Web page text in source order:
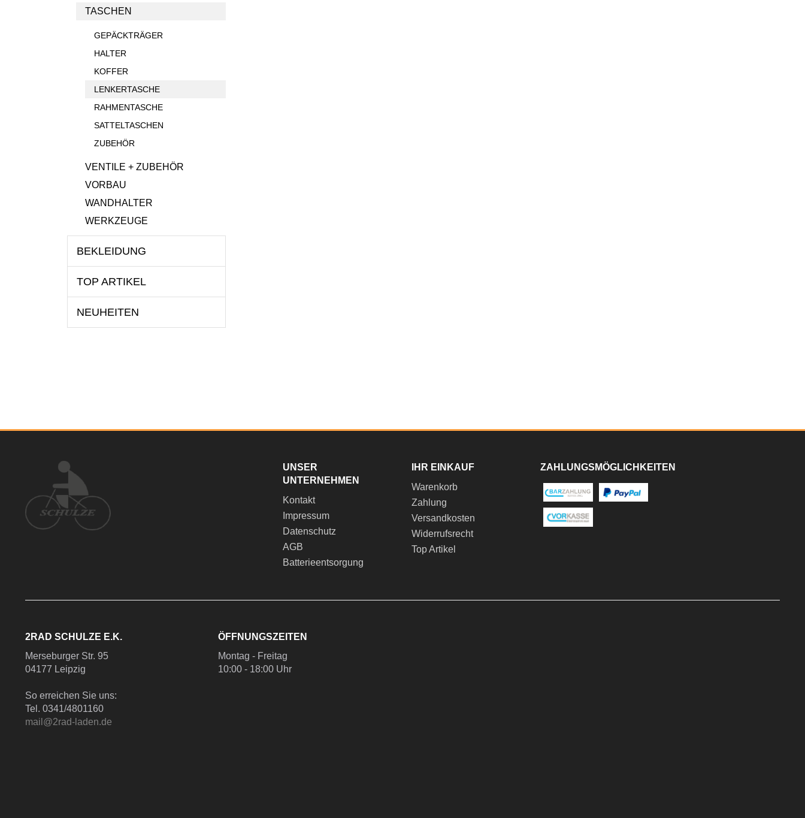
TASCHEN
GEPÄCKTRÄGER
HALTER
KOFFER
LENKERTASCHE
RAHMENTASCHE
SATTELTASCHEN
ZUBEHÖR
VENTILE + ZUBEHÖR
VORBAU
WANDHALTER
WERKZEUGE
BEKLEIDUNG
TOP ARTIKEL
NEUHEITEN
UNSER
UNTERNEHMEN
Kontakt
Impressum
Datenschutz
AGB
Batterieentsorgung
IHR EINKAUF
Warenkorb
Zahlung
Versandkosten
Widerrufsrecht
Top Artikel
ZAHLUNGSMÖGLICHKEITEN
2RAD SCHULZE E.K.
Merseburger Str. 95
04177 Leipzig
So erreichen Sie uns:
Tel. 0341/4801160
mail@2rad-laden.de
ÖFFNUNGSZEITEN
Montag - Freitag
10:00 - 18:00 Uhr